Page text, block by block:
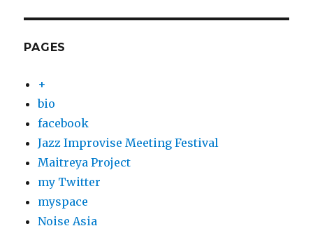
PAGES
+
bio
facebook
Jazz Improvise Meeting Festival
Maitreya Project
my Twitter
myspace
Noise Asia